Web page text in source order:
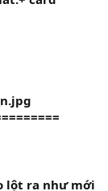
lột ra như mới